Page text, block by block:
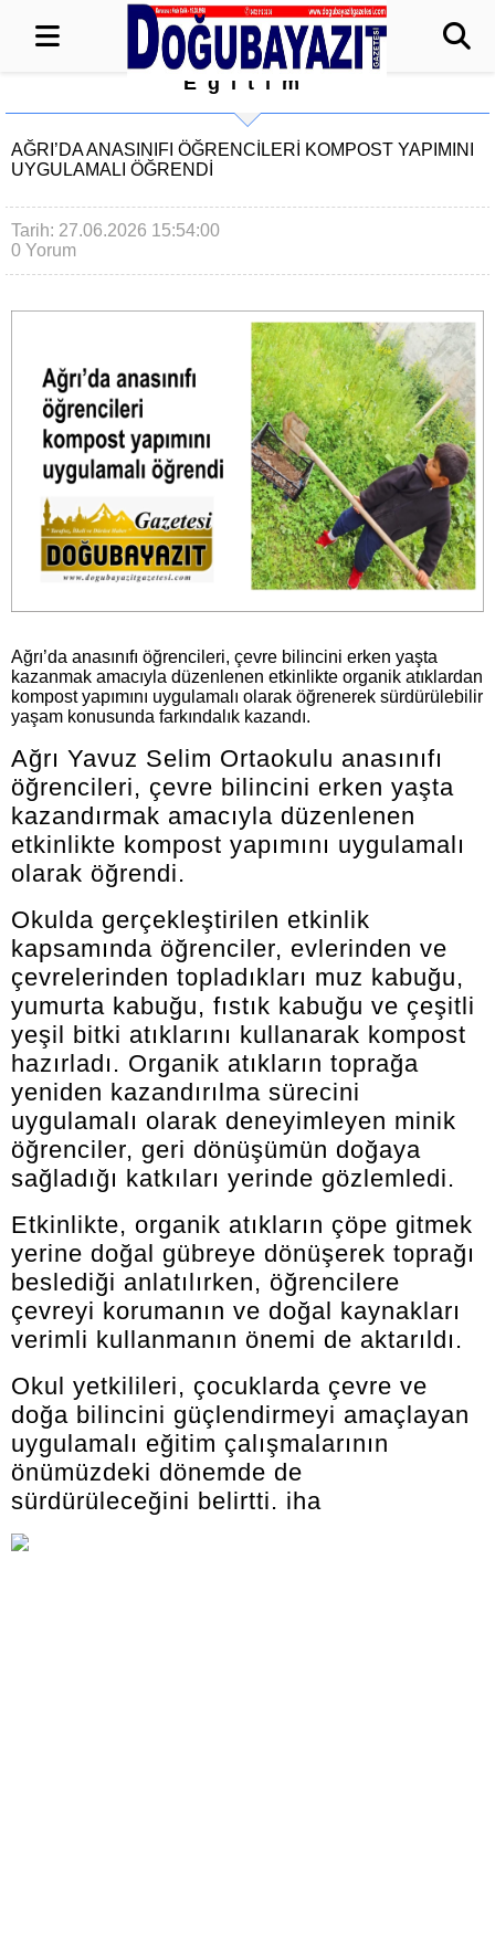
Eğitim
AĞRI’DA ANASINIFI ÖĞRENCILERI KOMPOST YAPIMINI
UYGULAMALI ÖĞRENDI
Tarih: 27.06.2026 15:54:00
0 Yorum
Ağrı’da anasınıfı öğrencileri, çevre bilincini erken yaşta
kazanmak amacıyla düzenlenen etkinlikte organik atıklardan
kompost yapımını uygulamalı olarak öğrenerek sürdürülebilir
yaşam konusunda farkındalık kazandı.
Ağrı Yavuz Selim Ortaokulu anasınıfı
öğrencileri, çevre bilincini erken yaşta
kazandırmak amacıyla düzenlenen
etkinlikte kompost yapımını uygulamalı
olarak öğrendi.
Okulda gerçekleştirilen etkinlik
kapsamında öğrenciler, evlerinden ve
çevrelerinden topladıkları muz kabuğu,
yumurta kabuğu, fıstık kabuğu ve çeşitli
yeşil bitki atıklarını kullanarak kompost
hazırladı. Organik atıkların toprağa
yeniden kazandırılma sürecini
uygulamalı olarak deneyimleyen minik
öğrenciler, geri dönüşümün doğaya
sağladığı katkıları yerinde gözlemledi.
Etkinlikte, organik atıkların çöpe gitmek
yerine doğal gübreye dönüşerek toprağı
beslediği anlatılırken, öğrencilere
çevreyi korumanın ve doğal kaynakları
verimli kullanmanın önemi de aktarıldı.
Okul yetkilileri, çocuklarda çevre ve
doğa bilincini güçlendirmeyi amaçlayan
uygulamalı eğitim çalışmalarının
önümüzdeki dönemde de
sürdürüleceğini belirtti. iha